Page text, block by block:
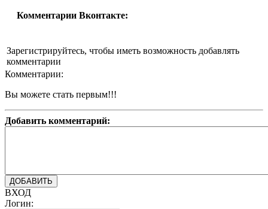
Комментарии Вконтакте:
Зарегистрируйтесь, чтобы иметь возможность добавлять
комментарии
Комментарии:
Вы можете стать первым!!!
Добавить комментарий:
ВХОД
Логин: